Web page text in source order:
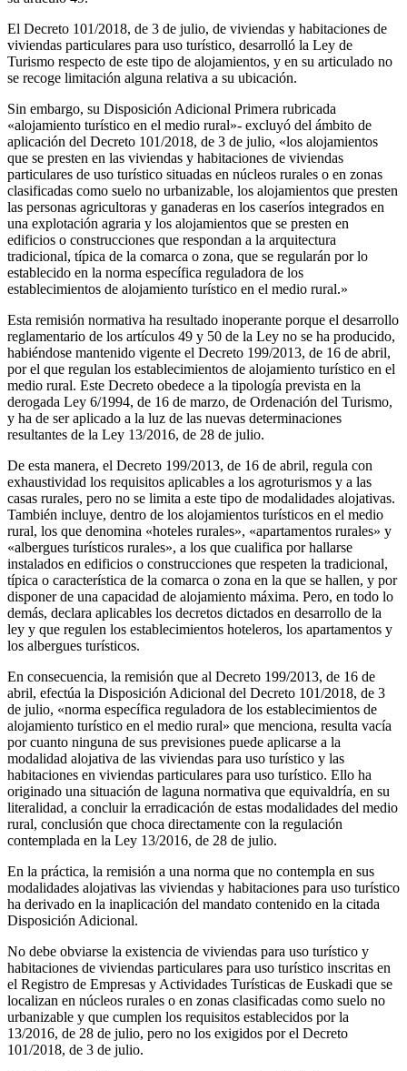
El Decreto 101/2018, de 3 de julio, de viviendas y habitaciones de
viviendas particulares para uso turístico, desarrolló la Ley de
Turismo respecto de este tipo de alojamientos, y en su articulado no
se recoge limitación alguna relativa a su ubicación.
Sin embargo, su Disposición Adicional Primera rubricada
«alojamiento turístico en el medio rural»- excluyó del ámbito de
aplicación del Decreto 101/2018, de 3 de julio, «los alojamientos
que se presten en las viviendas y habitaciones de viviendas
particulares de uso turístico situadas en núcleos rurales o en zonas
clasificadas como suelo no urbanizable, los alojamientos que presten
las personas agricultoras y ganaderas en los caseríos integrados en
una explotación agraria y los alojamientos que se presten en
edificios o construcciones que respondan a la arquitectura
tradicional, típica de la comarca o zona, que se regularán por lo
establecido en la norma específica reguladora de los
establecimientos de alojamiento turístico en el medio rural.»
Esta remisión normativa ha resultado inoperante porque el desarrollo
reglamentario de los artículos 49 y 50 de la Ley no se ha producido,
habiéndose mantenido vigente el Decreto 199/2013, de 16 de abril,
por el que regulan los establecimientos de alojamiento turístico en el
medio rural. Este Decreto obedece a la tipología prevista en la
derogada Ley 6/1994, de 16 de marzo, de Ordenación del Turismo,
y ha de ser aplicado a la luz de las nuevas determinaciones
resultantes de la Ley 13/2016, de 28 de julio.
De esta manera, el Decreto 199/2013, de 16 de abril, regula con
exhaustividad los requisitos aplicables a los agroturismos y a las
casas rurales, pero no se limita a este tipo de modalidades alojativas.
También incluye, dentro de los alojamientos turísticos en el medio
rural, los que denomina «hoteles rurales», «apartamentos rurales» y
«albergues turísticos rurales», a los que cualifica por hallarse
instalados en edificios o construcciones que respeten la tradicional,
típica o característica de la comarca o zona en la que se hallen, y por
disponer de una capacidad de alojamiento máxima. Pero, en todo lo
demás, declara aplicables los decretos dictados en desarrollo de la
ley y que regulen los establecimientos hoteleros, los apartamentos y
los albergues turísticos.
En consecuencia, la remisión que al Decreto 199/2013, de 16 de
abril, efectúa la Disposición Adicional del Decreto 101/2018, de 3
de julio, «norma específica reguladora de los establecimientos de
alojamiento turístico en el medio rural» que menciona, resulta vacía
por cuanto ninguna de sus previsiones puede aplicarse a la
modalidad alojativa de las viviendas para uso turístico y las
habitaciones en viviendas particulares para uso turístico. Ello ha
originado una situación de laguna normativa que equivaldría, en su
literalidad, a concluir la erradicación de estas modalidades del medio
rural, conclusión que choca directamente con la regulación
contemplada en la Ley 13/2016, de 28 de julio.
En la práctica, la remisión a una norma que no contempla en sus
modalidades alojativas las viviendas y habitaciones para uso turístico
ha derivado en la inaplicación del mandato contenido en la citada
Disposición Adicional.
No debe obviarse la existencia de viviendas para uso turístico y
habitaciones de viviendas particulares para uso turístico inscritas en
el Registro de Empresas y Actividades Turísticas de Euskadi que se
localizan en núcleos rurales o en zonas clasificadas como suelo no
urbanizable y que cumplen los requisitos establecidos por la
13/2016, de 28 de julio, pero no los exigidos por el Decreto
101/2018, de 3 de julio.